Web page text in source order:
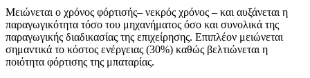
Μειώνεται ο χρόνος φόρτισής– νεκρός χρόνος – και αυξάνεται η
παραγωγικότητα τόσο του μηχανήματος όσο και συνολικά της
παραγωγικής διαδικασίας της επιχείρησης. Επιπλέον μειώνεται
σημαντικά το κόστος ενέργειας (30%) καθώς βελτιώνεται η
ποιότητα φόρτισης της μπαταρίας.